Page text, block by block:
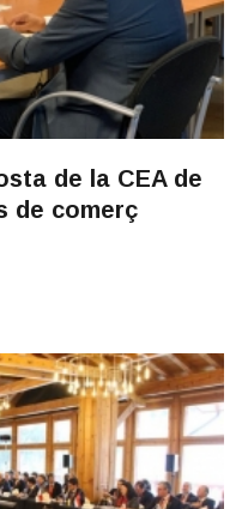
de la CEA de
de comerç